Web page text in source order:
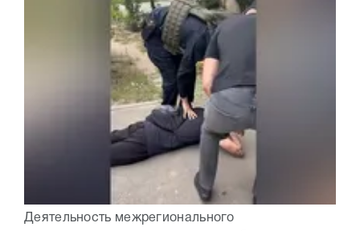
Деятельность межрегионального